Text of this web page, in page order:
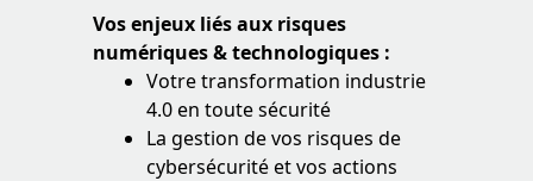
Vos enjeux liés aux risques
numériques & technologiques :
Votre transformation industrie
4.0 en toute sécurité
La gestion de vos risques de
cybersécurité et vos actions